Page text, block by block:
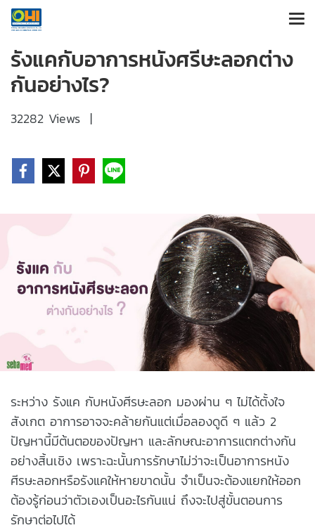
รังแคกับอาการหนังศรีษะลอกต่าง
กันอย่างไร?
32282 Views |
ระหว่าง รังแค กับหนังศีรษะลอก มองผ่าน ๆ ไม่ได้ตั้งใจ
สังเกต อาการอาจจะคล้ายกันแต่เมื่อลองดูดี ๆ แล้ว 2
ปัญหานี้มีต้นตอของปัญหา และลักษณะอาการแตกต่างกัน
อย่างสิ้นเชิง เพราะฉะนั้นการรักษาไม่ว่าจะเป็นอาการหนัง
ศีรษะลอกหรือรังแคให้หายขาดนั้น จำเป็นจะต้องแยกให้ออก
ต้องรู้ก่อนว่าตัวเองเป็นอะไรกันแน่ ถึงจะไปสู่ขั้นตอนการ
รักษาต่อไปได้